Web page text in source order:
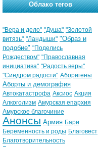
Облако тегов
"Вера и дело" "Душа" "Золотой
витязь" "Ландыши" "Образ и
подобие" "Поделись
Рождеством" "Православная
инициатива" "Радость веры"
"Синдром радости" Аборигены
Аборты и демография
Автокатастрофа Аксиос Акция
Алкоголизм Амурская епархия
Амурское благочиние
Анонсы Армия Бари
Беременность и роды Благовест
Благотворительность